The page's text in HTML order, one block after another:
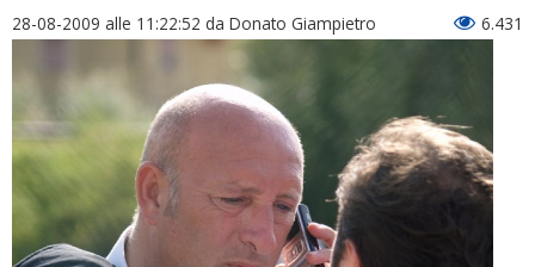
28-08-2009 alle 11:22:52 da Donato Giampietro 6.431